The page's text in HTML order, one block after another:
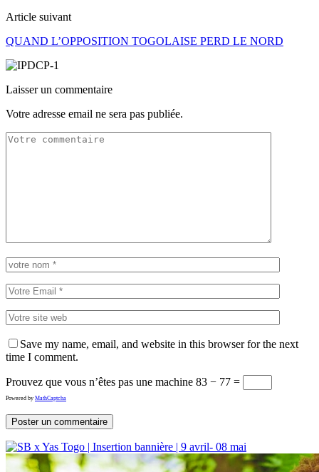
Article suivant
QUAND L’OPPOSITION TOGOLAISE PERD LE NORD
Laisser un commentaire
Votre adresse email ne sera pas publiée.
Save my name, email, and website in this browser for the next
time I comment.
Prouvez que vous n’êtes pas une machine 83 − 77 =
Powered by MathCaptcha